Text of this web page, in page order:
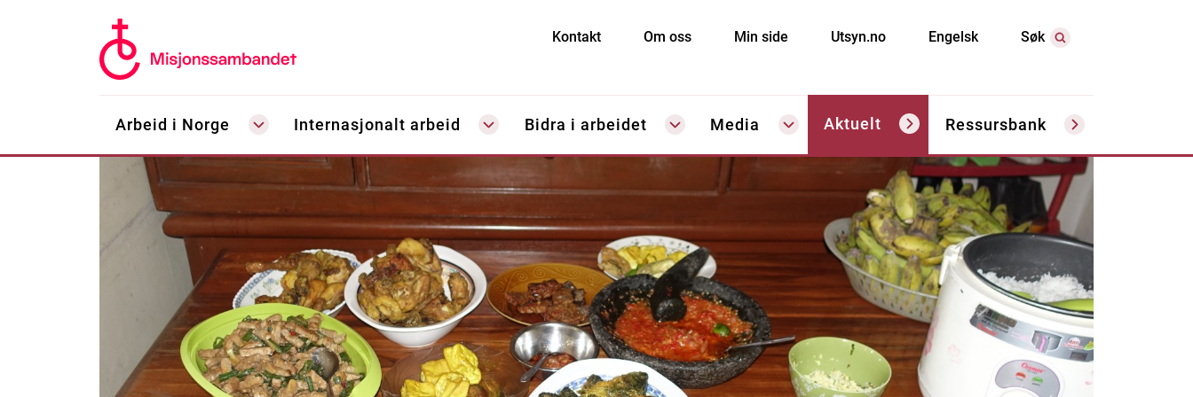
Kontakt Om oss Min side Utsyn.no Engelsk Søk
Arbeid i Norge Internasjonalt arbeid Bidra i arbeidet Media Aktuelt Ressursbank